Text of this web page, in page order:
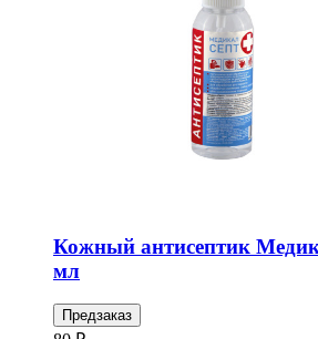
Кожный антисептик
мл
Предзаказ